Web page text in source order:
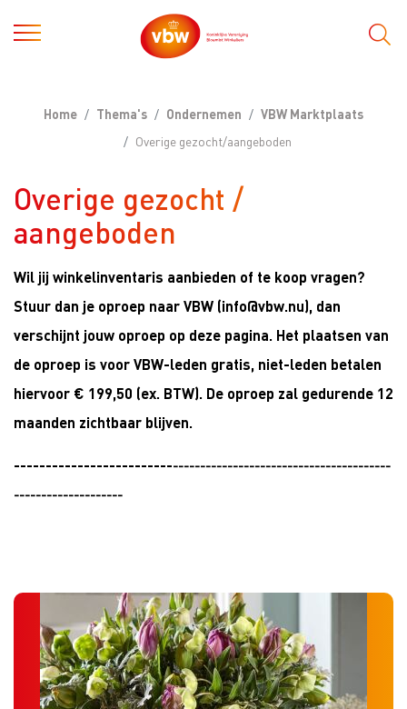
Home Thema's Ondernemen
VBW Marktplaats
Overige gezocht/aangeboden
Overige gezocht /
aangeboden
Wil jij winkelinventaris aanbieden of te koop vragen?
Stuur dan je oproep naar VBW (info@vbw.nu), dan
verschijnt jouw oproep op deze pagina. Het plaatsen van
de oproep is voor VBW-leden gratis, niet-leden betalen
hiervoor € 199,50 (ex. BTW). De oproep zal gedurende 12
maanden zichtbaar blijven.
-----------------------------------------------------------------
--------------------